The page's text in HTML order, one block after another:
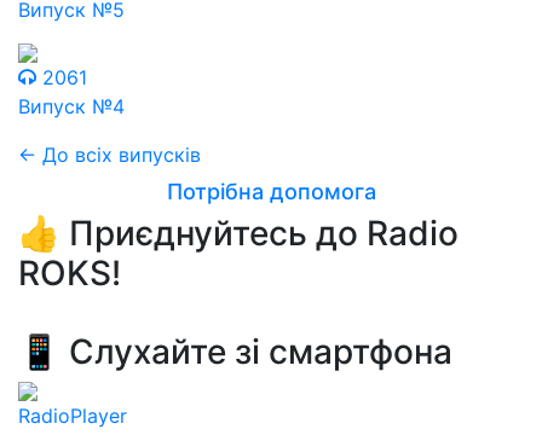
Випуск №5
2061
Випуск №4
← До всіх випусків
Потрібна допомога
👍 Приєднуйтесь до Radio
ROKS!
📱 Слухайте зі смартфона
RadioPlayer